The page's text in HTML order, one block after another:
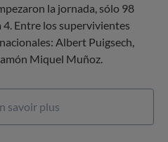
la jornada, sólo 98
4. Entre los supervivientes
Albert Puigsech,
Miquel Muñoz.
savoir plus